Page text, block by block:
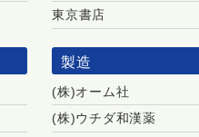
東京書店
製造
(株)オーム社
(株)ウチダ和漢薬